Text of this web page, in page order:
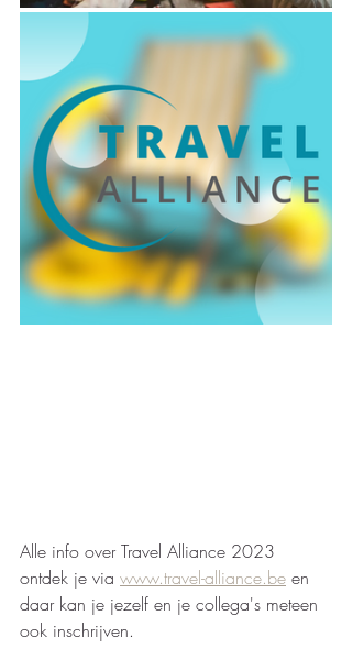
Alle info over Travel Alliance 2023
ontdek je via www.travel-alliance.be en
daar kan je jezelf en je collega's meteen
ook inschrijven.